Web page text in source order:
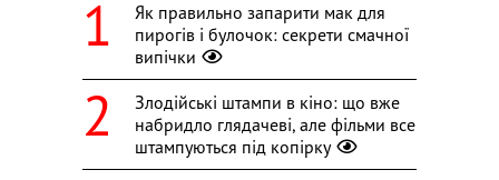
Як правильно запарити мак для
пирогів і булочок: секрети смачної
випічки
Злодійські штампи в кіно: що вже
набридло глядачеві, але фільми все
штампуються під копірку